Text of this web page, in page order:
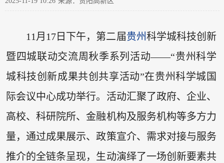
11月17日下午，第二届贵州科学城科技创新
暨四城联动交流周秋季系列活动——“贵州科学
城科技创新成果共创共享活动”在贵州科学城国
际会议中心成功举行。活动汇聚了政府、企业、
高校、科研院所、金融机构及服务机构等多方力
量，通过成果展示、政策宣介、需求对接与服务
推介的全链条呈现，生动演绎了一场创新要素共